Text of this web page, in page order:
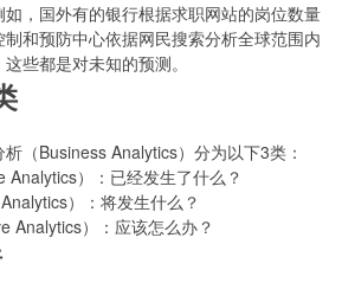
，国外有的银行根据求职网站的岗位数量
和预防中心依据网民搜索分析全球范围内
些都是对未知的预测。
（Business Analytics）分为以下3类：
Analytics）：已经发生了什么？
）：将发生什么？
Analytics）：应该怎么办？